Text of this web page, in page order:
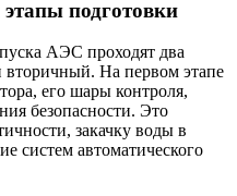
подготовки
АЭС проходят два
На первом этапе
его шары контроля,
безопасности. Это
закачку воды в
систем автоматического